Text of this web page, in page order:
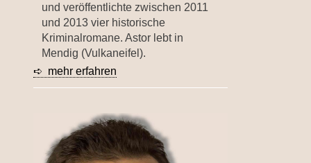
und veröffentlichte zwischen 2011
und 2013 vier historische
Kriminalromane. Astor lebt in
Mendig (Vulkaneifel).
➪ mehr erfahren